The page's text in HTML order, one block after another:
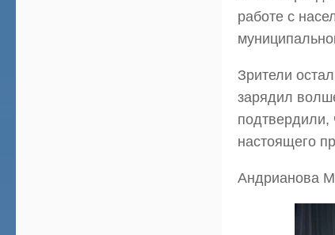
работе с
Зрители
зарядил
подтвердили,
настоящего
Андрианова